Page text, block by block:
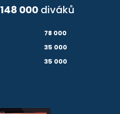
148 000 diváků
78 000
35 000
35 000